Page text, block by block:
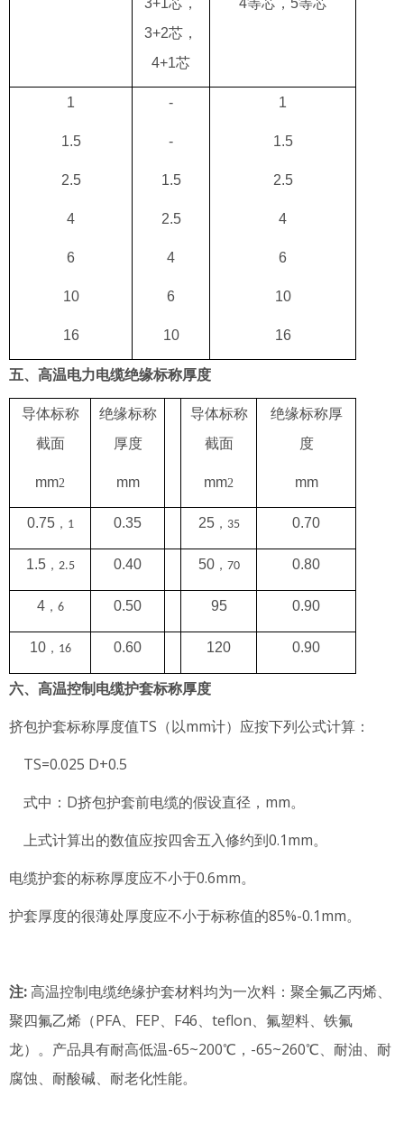
3+1芯，
3+2芯，
4+1芯
4等芯，5等芯
1
1.5
2.5
4
6
10
16
-
-
1.5
2.5
4
6
10
1
1.5
2.5
4
6
10
16
五、高温电力电缆绝缘标称厚度
导体标称
截面
mm2
绝缘标称
厚度
mm
导体标称
截面
mm2
绝缘标称厚
度
mm
0.75， 1 0.35 25， 35 0.70
1.5， 2.5 0.40 50， 70 0.80
4， 6 0.50 95 0.90
10， 16 0.60 120 0.90
六、高温控制电缆护套标称厚度
挤包护套标称厚度值TS（以mm计）应按下列公式计算：
TS=0.025 D+0.5
式中：D挤包护套前电缆的假设直径，mm。
上式计算出的数值应按四舍五入修约到0.1mm。
电缆护套的标称厚度应不小于0.6mm。
护套厚度的很薄处厚度应不小于标称值的85%-0.1mm。
注:高温控制电缆绝缘护套材料均为一次料：聚全氟乙丙烯、
聚四氟乙烯（PFA、FEP、F46、teflon、氟塑料、铁氟
龙）。产品具有耐高低温-65~200℃，-65~260℃、耐油、耐
腐蚀、耐酸碱、耐老化性能。